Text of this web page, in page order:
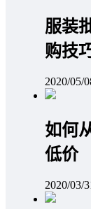
服装
购技
2020/05/
如何
低价
2020/03/